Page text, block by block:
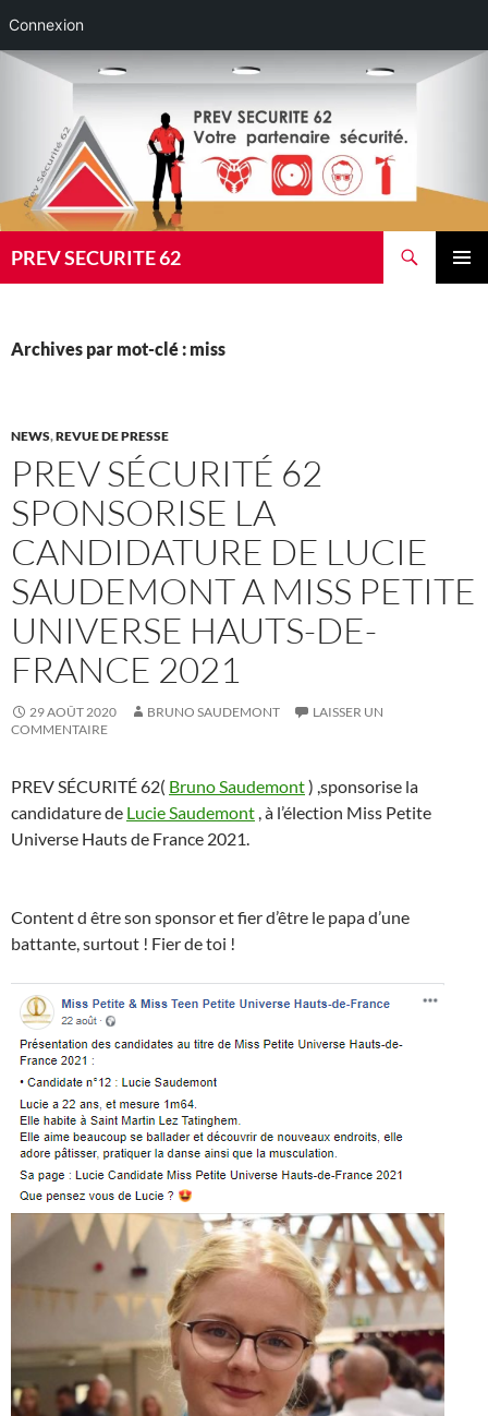
Connexion
Aller
PREV SECURITE 62
Archives par mot-clé : miss
NEWS,REVUE DE PRESSE
PREV SÉCURITÉ 62
SPONSORISE LA
CANDIDATURE DE LUCIE
SAUDEMONT A MISS PETITE
UNIVERSE HAUTS-DE-
FRANCE 2021
29 AOÛT 2020 BRUNO SAUDEMONT
LAISSER UN
COMMENTAIRE
PREV SÉCURITÉ 62( Bruno Saudemont) ,sponsorise la
candidature de Lucie Saudemont , à l’élection Miss Petite
Universe Hauts de France 2021.
Content d être son sponsor et fier d’être le papa d’une
battante, surtout ! Fier de toi !